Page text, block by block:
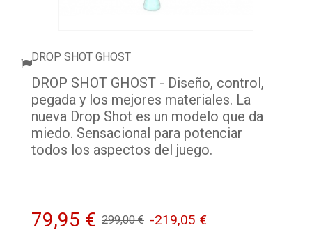
DROP SHOT GHOST
DROP SHOT GHOST - Diseño, control,
pegada y los mejores materiales. La
nueva Drop Shot es un modelo que da
miedo. Sensacional para potenciar
todos los aspectos del juego.
79,95 € 299,00 € -219,05 €